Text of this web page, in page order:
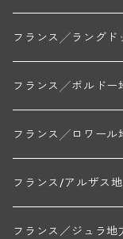
ミッシェル・ジュネ
プティ・ポンティニィ(
アラン・マティアス(ト
コート・ド・ニュイ
クロード・デュガ(ジュ
セラファン・ペール・
コート・ド・ボーヌ
フランソワーズ・ジャ
マルキ・ダンジェルヴ
コート・シャロネー
ロワイエ(コート・デュ
A&Pド・ヴィレーヌ(ブ
マコネ地区
マンシア・ポンセ(シャ
ボージョレ地区
北部地区
ジャン・ルイ・シャー
ジャン・ルイ・シャー
南部地区
ル・ヴュー・ドンジョ
シャトー・ライヤ(シャ
フランス╱ラングド
コトー・デュ・ラン
ド・ロルチュ(ヴァルフ
ヴァン・ド・ペイ・
ムーラン・ド・ガサッ
フランス╱ボルドー
アントル・ドゥー・
シャトー・レストリー
メドック地区
シャトー・ル・タンプ
フランス╱ロワール
ペイ・ナンテ地区
デ・オー・ペミオン(ム
サントル・ニヴェル
フランス/アルザス
ロリー・ガスマン
フランス／ジュラ地